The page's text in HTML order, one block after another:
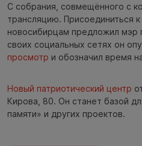
С собрания, совмещённого с
трансляцию. Присоединиться к
новосибирцам предложил мэр
своих социальных сетях он
просмотр и обозначил время
Новый патриотический центр
Кирова, 80. Он станет базой
памяти» и других проектов.